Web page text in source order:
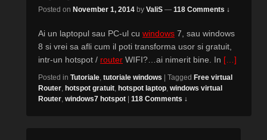
Posted on November 1, 2014 by ValiS — 118 Comments ↓
Ai un laptopul sau PC-ul cu windows 7, sau windows
8 si vrei sa afli cum il poti transforma usor si gratuit,
intr-un hotspot / router WIFI?…ai nimerit bine. In […]
Posted in Tutoriale, tutoriale windows Tagged Free virtual
Router, hotspot gratuit, hotspot laptop, windows virtual
Router, windows7 hotspot 118 Comments ↓